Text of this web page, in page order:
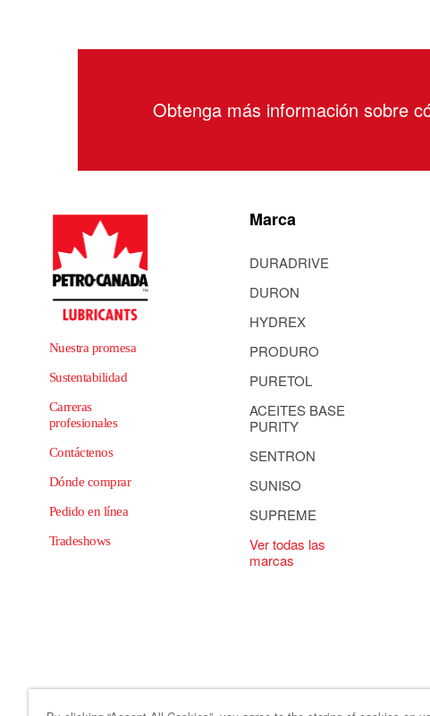
Obtenga más información sobre
Nuestra promesa
Sustentabilidad
Carreras
profesionales
Contáctenos
Dónde comprar
Pedido en línea
Tradeshows
Marca
DURADRIVE
DURON
HYDREX
PRODURO
PURETOL
ACEITES BASE
PURITY
SENTRON
SUNISO
SUPREME
Ver todas las
marcas